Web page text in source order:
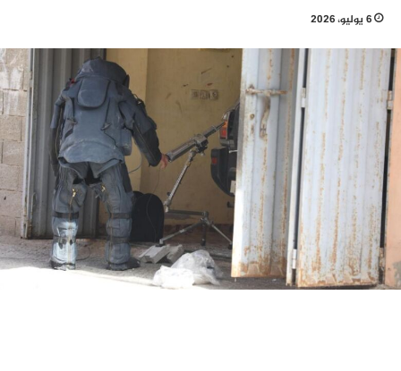
6 يوليو، 2026